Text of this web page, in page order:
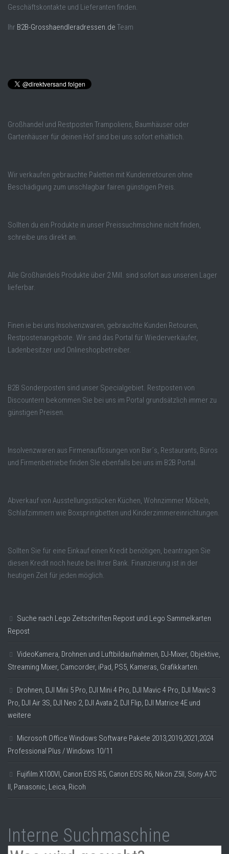
Geschäftskontakte und Lieferanten finden.
Ihr B2B-Grosshaendleradressen.de Team
Großhandel und Restposten Trampoliens, Baumhäuser oder
Gartenhäuser für deinen Hof sind bei uns sofort erhältlich.
Wir verkaufen gebrauchte Paletten mit Kundenretouren ohne
Beschädigung zum unschlagbar fairen günstigen Preis.
Sollten du ein Produkte in unser Preissuchmschine nicht finden,
schreibe uns direkt an.
Alle Großhandels Produkte über 2 Mill. sind sofort aus unseren Lager
lieferbar.
Finen ie bei uns Insolvenzwaren, gebrauchte Kunden Retouren,
Restpostenangebote. Wir sind das Portal für Wiederverkäufer,
Ladenbesitzer und Onlineshopbetreiber.
B2B Sonderposten sind unser Specialgebiet. Restposten von
Discountern bekommen Sie bei uns im Portal grundsätzlich immer zu
günstigen Preisen.
Insolvenzwaren aus Firmenauflösungen von Bar´s, Restaurants, Büros
und Firmenbetriebe finden SIe ebenfalls bei uns im B2B Portal.
Abverkauf von Ausstellungsstücken Küchen, Wohnzimmer Möbeln,
Schlafzimmern wie Boxspringbetten und Kinderzimmereinrichtungen.
Sollten Sie für eine Einkauf einen Kredit benötigen, beantragen Sie
diesen Kredit noch heute bei Ihrer Bank. Finanzierung ist in der
heutigen Zeit für jeden möglich.
Suche nach Lego Zeitschriften Repost und Lego Sammelkarten
Repost
VideoKamera, Drohnen und Luftbildaufnahmen, DJ-Mixer, Objektive,
Streaming Mixer, Camcorder, iPad, PS5, Kameras, Grafikkarten.
Drohnen, DJI Mini 5 Pro, DJI Mini 4 Pro, DJI Mavic 4 Pro, DJI Mavic 3
Pro, DJI Air 3S, DJI Neo 2, DJI Avata 2, DJI Flip, DJI Matrice 4E und
weitere
Microsoft Office Windows Software Pakete 2013,2019,2021,2024
Professional Plus / Windows 10/11
Fujifilm X100VI, Canon EOS R5, Canon EOS R6, Nikon Z5II, Sony A7C
II, Panasonic, Leica, Ricoh
Interne Suchmaschine